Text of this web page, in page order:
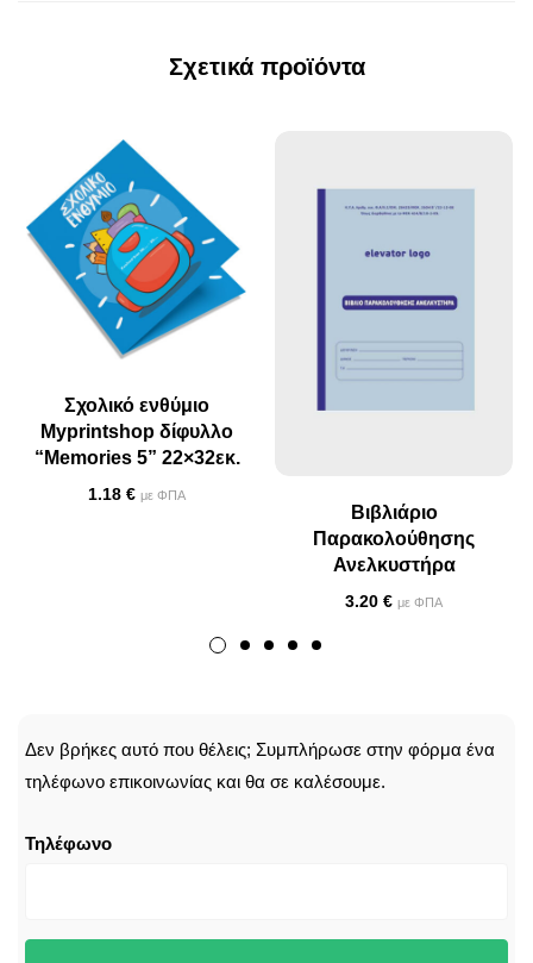
Σχετικά προϊόντα
Σχολικό ενθύμιο
Myprintshop δίφυλλο
“Memories 5” 22×32εκ.
1.18 € με ΦΠΑ
Βιβλιάριο
Παρακολούθησης
Ανελκυστήρα
3.20 € με ΦΠΑ
Δεν βρήκες αυτό που θέλεις; Συμπλήρωσε στην φόρμα ένα
τηλέφωνο επικοινωνίας και θα σε καλέσουμε.
Τηλέφωνο